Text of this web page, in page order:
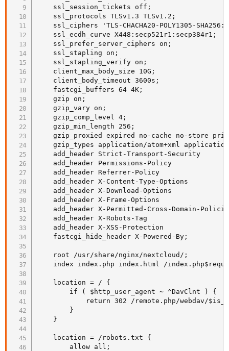
    ssl_session_tickets off;
    ssl_protocols TLSv1.3 TLSv1.2;
ssl_ciphers 'TLS-CHACHA20-POLY1305-
    ssl_ecdh_curve X448:secp521r1:secp384r1;
    ssl_prefer_server_ciphers on;
    ssl_stapling on;
    ssl_stapling_verify on;
    client_max_body_size 10G;
    client_body_timeout 3600s;
    fastcgi_buffers 64 4K;
    gzip on;
    gzip_vary on;
    gzip_comp_level 4;
    gzip_min_length 256;
gzip_proxied expired no-cache no-store
gzip_types application/atom+xml
add_header Strict-Transport-Security
add_header Permissions-Policy
add_header Referrer-Policy
add_header X-Content-Type-Options
add_header X-Download-Options
add_header X-Frame-Options
add_header X-Permitted-Cross-Domain-
add_header X-Robots-Tag
add_header X-XSS-Protection
    fastcgi_hide_header X-Powered-By;
    root /usr/share/nginx/nextcloud/;
index index.php index.html /
    location = / {
        if ( $http_user_agent ~ ^DavClnt ) {
return 302 /remote.php/webdav/
        }
    }
    location = /robots.txt {
        allow all;